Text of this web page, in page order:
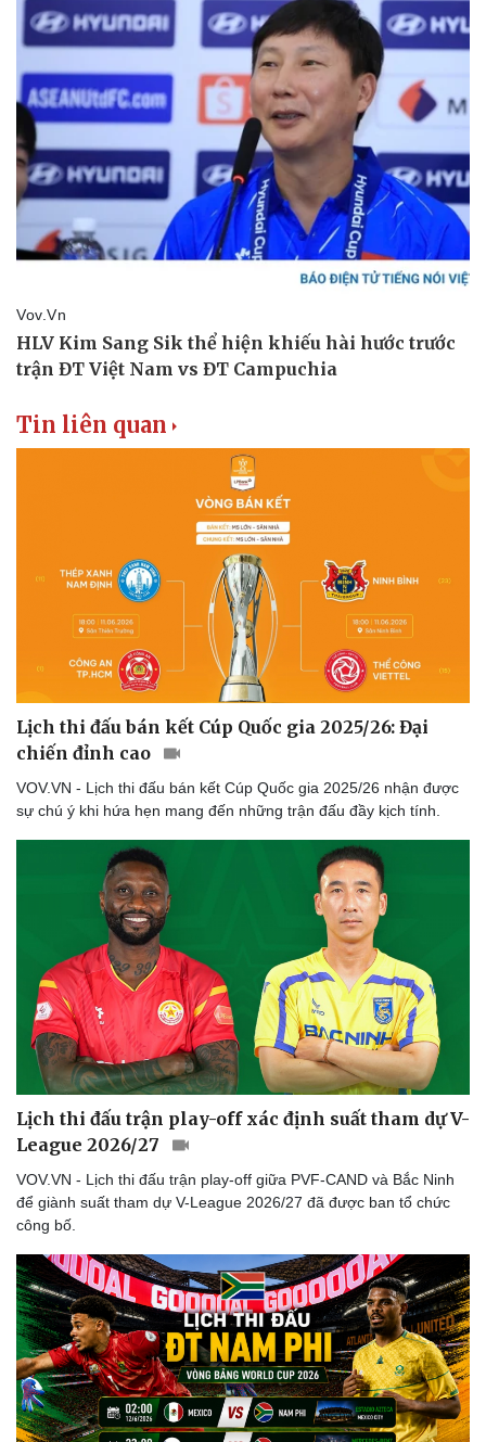
Thể thao
Bóng đá
Lịch thi đấu bóng đá
Thế giới thể thao
eSports
Hậu trường
Ô tô - Xe máy
Ô tô
Xe máy
Tư vấn
Tin liên quan
Lịch thi đấu bán kết Cúp Quốc gia 2025/26: Đại
chiến đỉnh cao
VOV.VN - Lịch thi đấu bán kết Cúp Quốc gia 2025/26 nhận được
sự chú ý khi hứa hẹn mang đến những trận đấu đầy kịch tính.
Lịch thi đấu trận play-off xác định suất tham dự V-
League 2026/27
VOV.VN - Lịch thi đấu trận play-off giữa PVF-CAND và Bắc Ninh
để giành suất tham dự V-League 2026/27 đã được ban tổ chức
công bố.